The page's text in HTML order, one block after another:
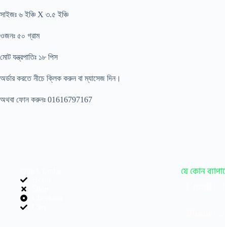
সাইজঃ ৬ ইঞ্চি X ৩.৫ ইঞ্চি
ওজনঃ ৫০ গ্রাম
মোট যন্ত্রপাতিঃ ১৮ পিস
অর্ডার করতে নীচে ক্লিক করুন বা ম্যাসেজ দিন।
অথবা ফোন করুনঃ 01616797167
যে কোন